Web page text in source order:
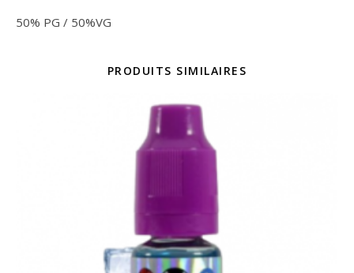
50% PG / 50%VG
PRODUITS SIMILAIRES